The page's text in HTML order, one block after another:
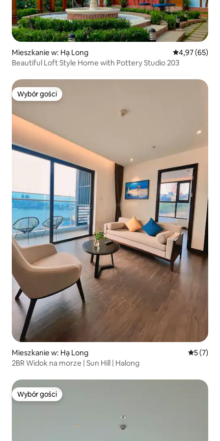
Mieszkanie w: Hạ Long Średnia
4,97 (65)
Beautiful Loft Style Home with Pottery Studio 203
Wybór gości
Wybór gości
Mieszkanie w: Hạ Long Średnia
5 (7)
2BR Widok na morze | Sun Hill | Halong
Wybór gości
Wybór gości